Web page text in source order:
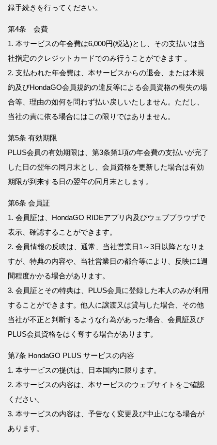
録手続きを行ってください。
第4条 会費
1. 本サービスの年会費は6,000円(税込)とし、その支払いは当
社指定のクレジットカードでのみ行うことができます 。
2. 支払われた年会費は、本サービスからの退会、または本規
約及びHondaGO会員規約の違反等による会員資格の喪失の場
合等、理由の如何を問わず払い戻しいたしません。ただし、
当社の責に依る場合にはこの限りではありません。
第5条 有効期限
PLUS会員の有効期限は、第3条第1項の年会費の支払いが完了
した日の翌年の同月末とし、会員資格を更新した場合は有効
期限が到来する日の翌年の同月末とします。
第6条 会員証
1. 会員証は、HondaGO RIDEアプリ内及びウェブブラウザで
表示、確認することができます。
2. 会員情報の反映は、通常、当社営業日1～3日以降となりま
すが、特典の内容や、当社営業日の都合等により、反映に1週
間程度かかる場合があります。
3. 会員証とその特典は、PLUS会員に登録した本人のみが利用
することができます。他人に譲渡又は貸与した場合、その他
当社が不正と判断するような行為があった場合、会員証及び
PLUS会員資格をはく奪する場合があります。
第7条 HondaGO PLUS サービスの内容
1. 本サービスの提供は、日本国内に限ります。
2. 本サービスの内容は、本サービスのウェブサイトをご確認
ください。
3. 本サービスの内容は、予告なく変更及び中止になる場合が
あります。